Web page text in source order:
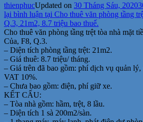
thienphucUpdated on 30 Tháng Sáu, 2020
lại bình luận tại Cho thuê văn phòng tầng
Q.3, 21m2, 8.7 triệu bao thuế.
Cho thuê văn phòng tầng trệt tòa nhà mặt
Của, F8, Q.3.
– Diện tích phòng tầng trệt: 21m2.
– Giá thuê: 8.7 triệu/ tháng.
– Giá trên đã bao gồm: phí dịch vụ quản
VAT 10%.
– Chưa bao gồm: điện, phí giữ xe.
KẾT CẤU:
– Tòa nhà gồm: hầm, trệt, 8 lầu.
– Diện tích 1 sà 200m2/sàn.